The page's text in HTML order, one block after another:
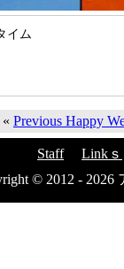
イム
« Previous Happy
Staff
Linkｓ
© 2012 - 2026